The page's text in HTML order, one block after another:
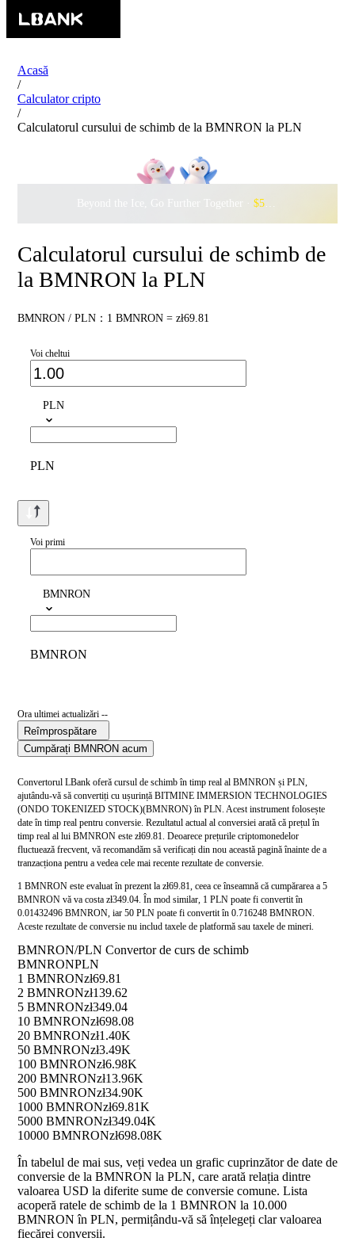
Acasă
/
Calculator cripto
/
Calculatorul cursului de schimb de la BMNRON la PLN
Beyond the Ice, Go Further Together · $500,000
Calculatorul cursului de schimb de
la BMNRON la PLN
BMNRON / PLN：1 BMNRON = zł69.81
Voi cheltui
PLN
PLN
Voi primi
BMNRON
BMNRON
Ora ultimei actualizări --
Reîmprospătare
Cumpărați BMNRON acum
Convertorul LBank oferă cursul de schimb în timp real al BMNRON și PLN,
ajutându-vă să convertiți cu ușurință BITMINE IMMERSION TECHNOLOGIES
(ONDO TOKENIZED STOCK)(BMNRON) în PLN. Acest instrument folosește
date în timp real pentru conversie. Rezultatul actual al conversiei arată că prețul în
timp real al lui BMNRON este zł69.81. Deoarece prețurile criptomonedelor
fluctuează frecvent, vă recomandăm să verificați din nou această pagină înainte de a
tranzacționa pentru a vedea cele mai recente rezultate de conversie.
1 BMNRON este evaluat în prezent la zł69.81, ceea ce înseamnă că cumpărarea a 5
BMNRON vă va costa zł349.04. În mod similar, 1 PLN poate fi convertit în
0.01432496 BMNRON, iar 50 PLN poate fi convertit în 0.716248 BMNRON.
Aceste rezultate de conversie nu includ taxele de platformă sau taxele de mineri.
BMNRON/PLN Convertor de curs de schimb
BMNRONPLN
1 BMNRONzł69.81
2 BMNRONzł139.62
5 BMNRONzł349.04
10 BMNRONzł698.08
20 BMNRONzł1.40K
50 BMNRONzł3.49K
100 BMNRONzł6.98K
200 BMNRONzł13.96K
500 BMNRONzł34.90K
1000 BMNRONzł69.81K
5000 BMNRONzł349.04K
10000 BMNRONzł698.08K
În tabelul de mai sus, veți vedea un grafic cuprinzător de date de
conversie de la BMNRON la PLN, care arată relația dintre
valoarea USD la diferite sume de conversie comune. Lista
acoperă ratele de schimb de la 1 BMNRON la 10.000
BMNRON în PLN, permițându-vă să înțelegeți clar valoarea
fiecărei conversii.